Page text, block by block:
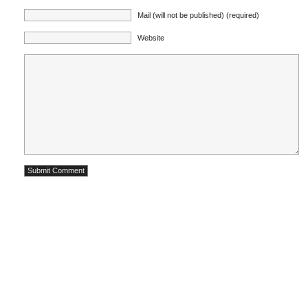
Mail (will not be published) (required)
Website